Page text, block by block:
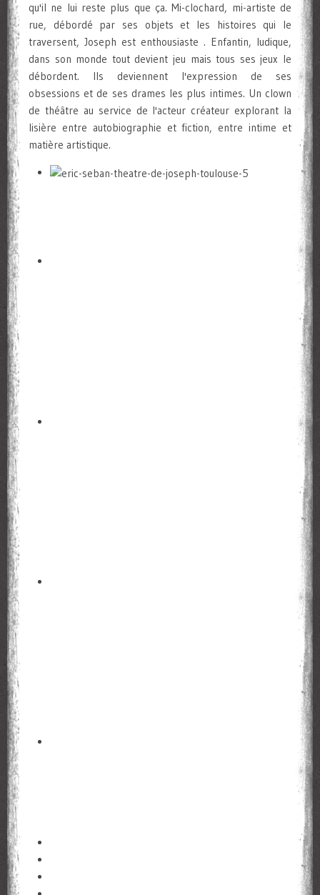
qu'il ne lui reste plus que ça. Mi-clochard, mi-artiste de
rue, débordé par ses objets et les histoires qui le
traversent, Joseph est enthousiaste . Enfantin, ludique,
dans son monde tout devient jeu mais tous ses jeux le
débordent. Ils deviennent l'expression de ses
obsessions et de ses drames les plus intimes. Un clown
de théâtre au service de l'acteur créateur explorant la
lisière entre autobiographie et fiction, entre intime et
matière artistique.